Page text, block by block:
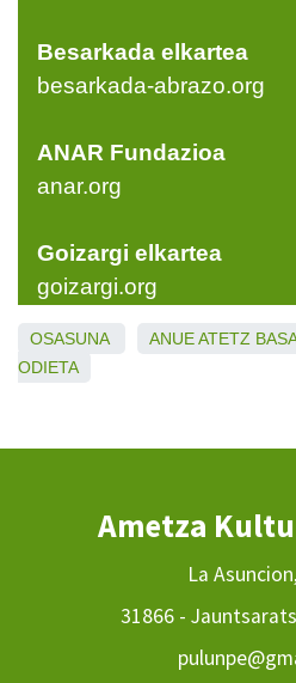
Besarkada elkartea
besarkada-abrazo.org
ANAR Fundazioa
anar.org
Goizargi elkartea
goizargi.org
OSASUNA ANUEATETZ
ODIETA
Ametza
La
31866 -